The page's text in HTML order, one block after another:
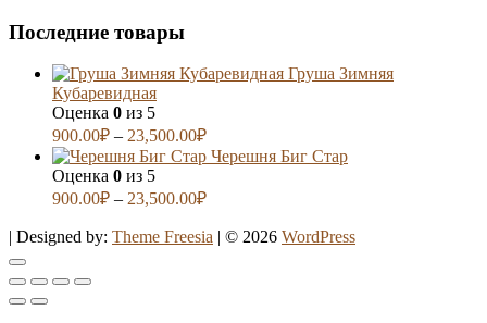
Последние товары
Груша Зимняя
Кубаревидная
Оценка 0 из 5
900.00₽ – 23,500.00₽
Черешня Биг Стар
Оценка 0 из 5
900.00₽ – 23,500.00₽
| Designed by: Theme Freesia | © 2026 WordPress
Go
to
top